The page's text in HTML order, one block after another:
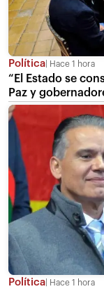
Política Hace 1 hora
“El Estado se
Paz y
Política Hace 1 hora